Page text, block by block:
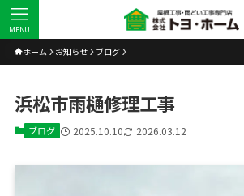
MENU
ホーム お知らせ ブログ
浜松市雨樋修理工事
ブログ 2025.10.10 2026.03.12